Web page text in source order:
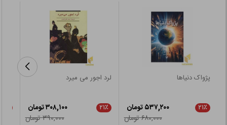
پژواک دنیاها
۲۱٪
۵۳۷,۲۰۰ تومان
۶۸۰,۰۰۰ تومان
لرد اجور می میرد
۲۱٪
۳۰۸,۱۰۰ تومان
۳۹۰,۰۰۰ تومان